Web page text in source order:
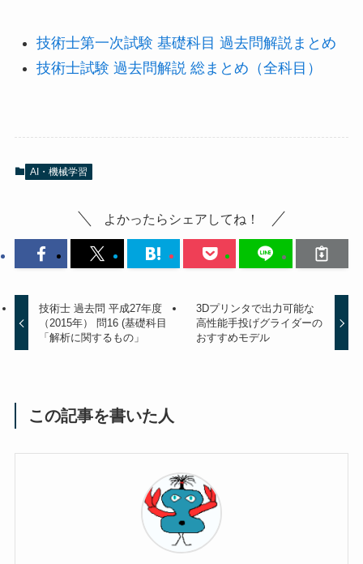
技術士第一次試験 基礎科目 過去問解説まとめ
技術士試験 過去問解説 総まとめ（全科目）
AI・機械学習
よかったらシェアしてね！
技術士 過去問 平成27年度
（2015年） 問16 (基礎科目
「解析に関するもの」
3Dプリンタで出力可能な
高性能手投げグライダーの
おすすめモデル
この記事を書いた人